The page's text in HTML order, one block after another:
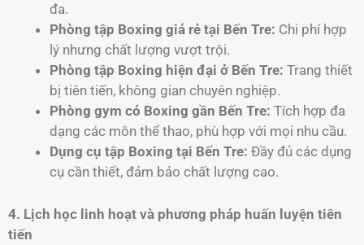
đa.
Phòng tập Boxing giá rẻ tại Bến Tre: Chi phí hợp
lý nhưng chất lượng vượt trội.
Phòng tập Boxing hiện đại ở Bến Tre: Trang thiết
bị tiên tiến, không gian chuyên nghiệp.
Phòng gym có Boxing gần Bến Tre: Tích hợp đa
dạng các môn thể thao, phù hợp với mọi nhu cầu.
Dụng cụ tập Boxing tại Bến Tre: Đầy đủ các dụng
cụ cần thiết, đảm bảo chất lượng cao.
4. Lịch học linh hoạt và phương pháp huấn luyện tiên
tiến